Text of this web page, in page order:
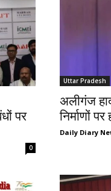
पर
0
Uttar Pradesh
अलीगंज
निर्माणों पर
Daily Diary